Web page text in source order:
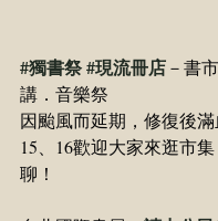
#獨書祭#現流冊店－書
講．音樂祭
因颱風而延期，修復後
15、16歡迎大家來逛市
聊！